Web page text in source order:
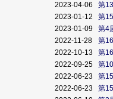
2023-04-06
第
2023-01-12
第
2023-01-09
第4
2022-11-28
第
2022-10-13
第
2022-09-25
第
2022-06-23
第
2022-06-23
第